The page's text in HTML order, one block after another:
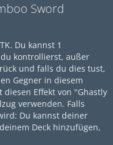
Sword
Du kannst 1
kontrollierst, außer
und falls du dies tust,
Gegner in diesem
Effekt von "Ghastly
verwenden. Falls
Du kannst deiner
Deck hinzufügen,